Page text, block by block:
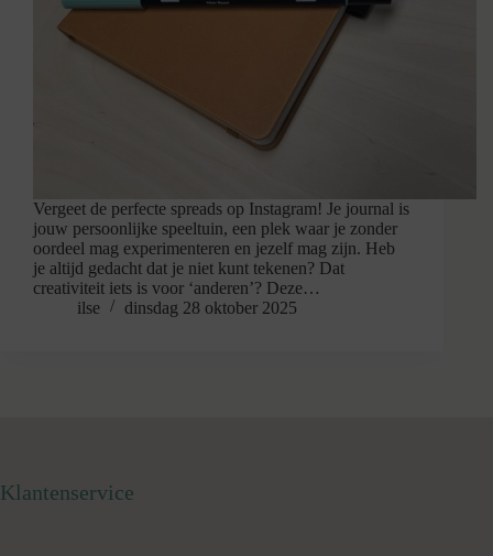
Vergeet de perfecte spreads op Instagram! Je journal is
jouw persoonlijke speeltuin, een plek waar je zonder
oordeel mag experimenteren en jezelf mag zijn. Heb
je altijd gedacht dat je niet kunt tekenen? Dat
creativiteit iets is voor ‘anderen’? Deze…
ilse
dinsdag 28 oktober 2025
Klantenservice